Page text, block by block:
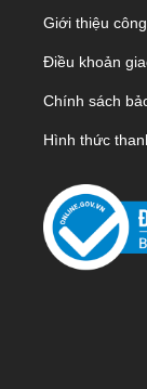
Giới thiệu
Điều khoản
Chính sách
Hình thức